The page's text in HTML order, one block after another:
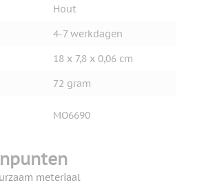
Hout
4-7 werkdagen
18 x 7,8 x 0,06 cm
72 gram
MO6690
meteriaal